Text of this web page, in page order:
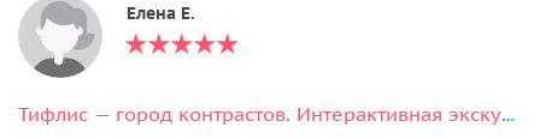
Елена Е.
Тифлис — город контрастов. Интерактивная экскурсия + дегустация вина.